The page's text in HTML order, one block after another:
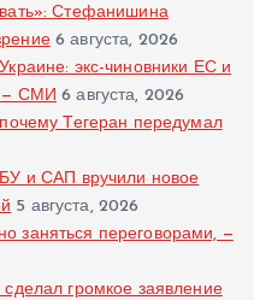
Стефанишина
6 августа, 2026
экс-чиновники ЕС и
— СМИ 6 августа, 2026
Тегеран передумал
и САП вручили новое
5 августа, 2026
заняться переговорами, —
громкое заявление